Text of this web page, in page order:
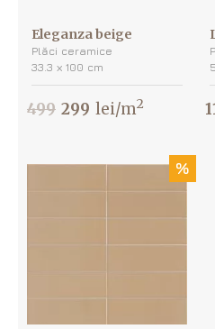
Eleganza beige
Plăci ceramice
33.3 х 100 cm
499 299 lei/m2
%